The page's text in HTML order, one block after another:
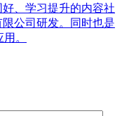
、学习提升的内容社
公司研发。同时也是
。